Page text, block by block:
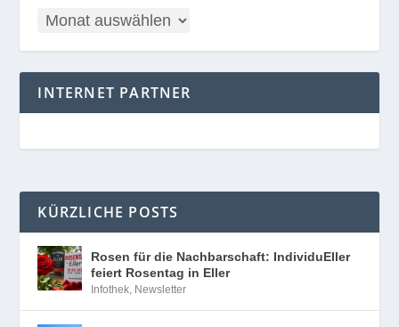
INTERNET PARTNER
KÜRZLICHE POSTS
Rosen für die Nachbarschaft: IndividuEller
feiert Rosentag in Eller
Infothek, Newsletter